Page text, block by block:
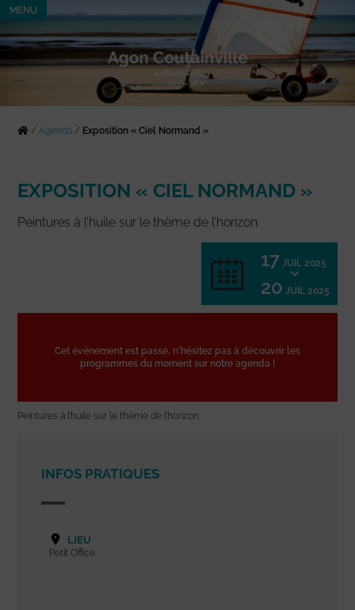
MENU
/Agenda / Exposition « Ciel Normand »
EXPOSITION « CIEL NORMAND »
Peintures à l’huile sur le thème de l’horizon.
17 JUIL 2025
20 JUIL 2025
Cet événement est passé, n'hésitez pas à découvrir les
programmes du moment sur notre agenda !
Peintures à l’huile sur le thème de l’horizon.
INFOS PRATIQUES
LIEU
Petit Office